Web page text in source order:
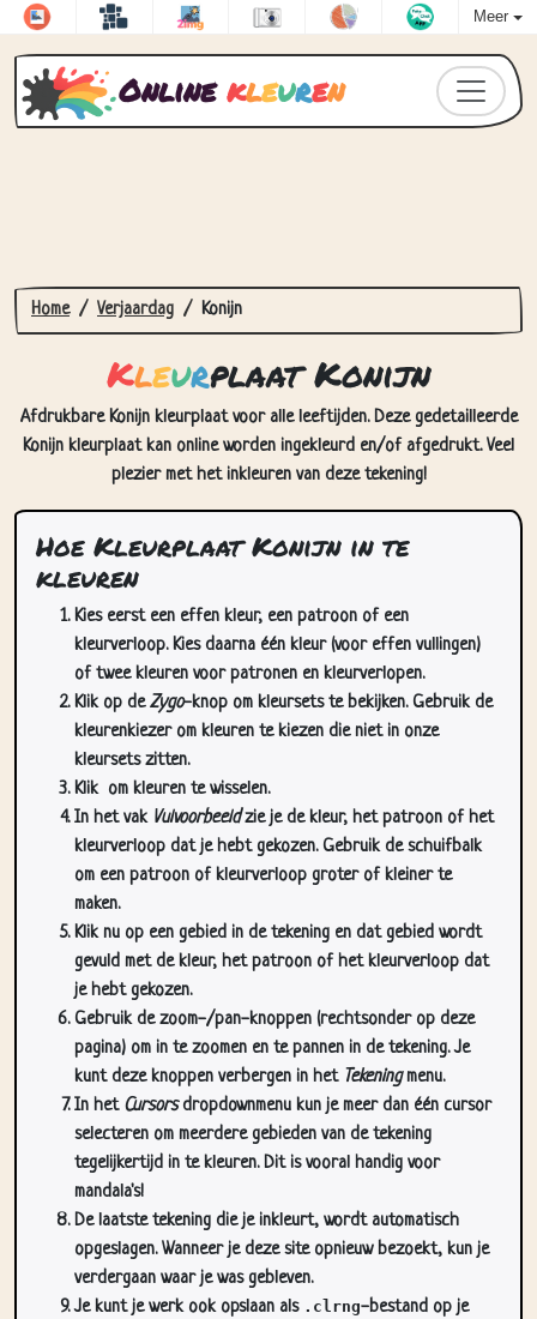
Meer
Online kleuren
Home Verjaardag Konijn
Kleurplaat Konijn
Afdrukbare Konijn kleurplaat voor alle leeftijden. Deze gedetailleerde
Konijn kleurplaat kan online worden ingekleurd en/of afgedrukt. Veel
plezier met het inkleuren van deze tekening!
Hoe Kleurplaat Konijn in te
kleuren
Kies eerst een effen kleur, een patroon of een
kleurverloop. Kies daarna één kleur (voor effen vullingen)
of twee kleuren voor patronen en kleurverlopen.
Klik op deZygo-knop om kleursets te bekijken. Gebruik de
kleurenkiezer om kleuren te kiezen die niet in onze
kleursets zitten.
Klik om kleuren te wisselen.
In het vak Vulvoorbeeldzie je de kleur, het patroon of het
kleurverloop dat je hebt gekozen. Gebruik de schuifbalk
om een patroon of kleurverloop groter of kleiner te
maken.
Klik nu op een gebied in de tekening en dat gebied wordt
gevuld met de kleur, het patroon of het kleurverloop dat
je hebt gekozen.
Gebruik de zoom-/pan-knoppen (rechtsonder op deze
pagina) om in te zoomen en te pannen in de tekening. Je
kunt deze knoppen verbergen in het Tekeningmenu.
In het Cursorsdropdownmenu kun je meer dan één cursor
selecteren om meerdere gebieden van de tekening
tegelijkertijd in te kleuren. Dit is vooral handig voor
mandala's!
De laatste tekening die je inkleurt, wordt automatisch
opgeslagen. Wanneer je deze site opnieuw bezoekt, kun je
verdergaan waar je was gebleven.
Je kunt je werk ook opslaan als .clrng-bestand op je